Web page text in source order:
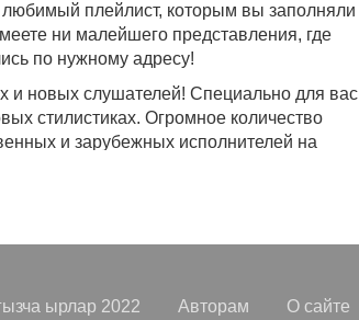
любимый плейлист, которым вы заполняли
ни малейшего представления, где
по нужному адресу!
и новых слушателей! Специально для вас
стилистиках. Огромное количество
и зарубежных исполнителей на
доступе, с возможностью
года, хиты уходящих и нынешних годов,
любой вкус, и все это только на
подборок, отбирая
самые лучшие
ырлар 2022 Авторам О сайте